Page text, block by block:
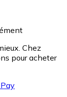
Chez
pour acheter